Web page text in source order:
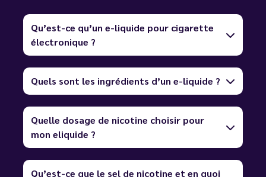
Qu’est-ce qu’un e-liquide pour cigarette
électronique ?
Quels sont les ingrédients d’un e-liquide ?
Quelle dosage de nicotine choisir pour
mon eliquide ?
Qu’est-ce que le sel de nicotine et en quoi